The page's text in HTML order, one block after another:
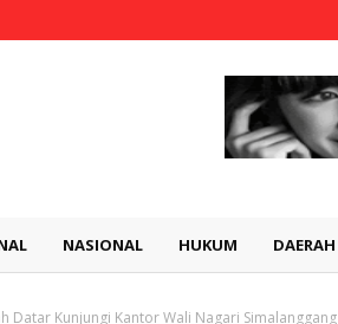
NASIONAL HUKUM DAERAH
Datar Kunjungi Kantor Wali Nagari Simalanggang